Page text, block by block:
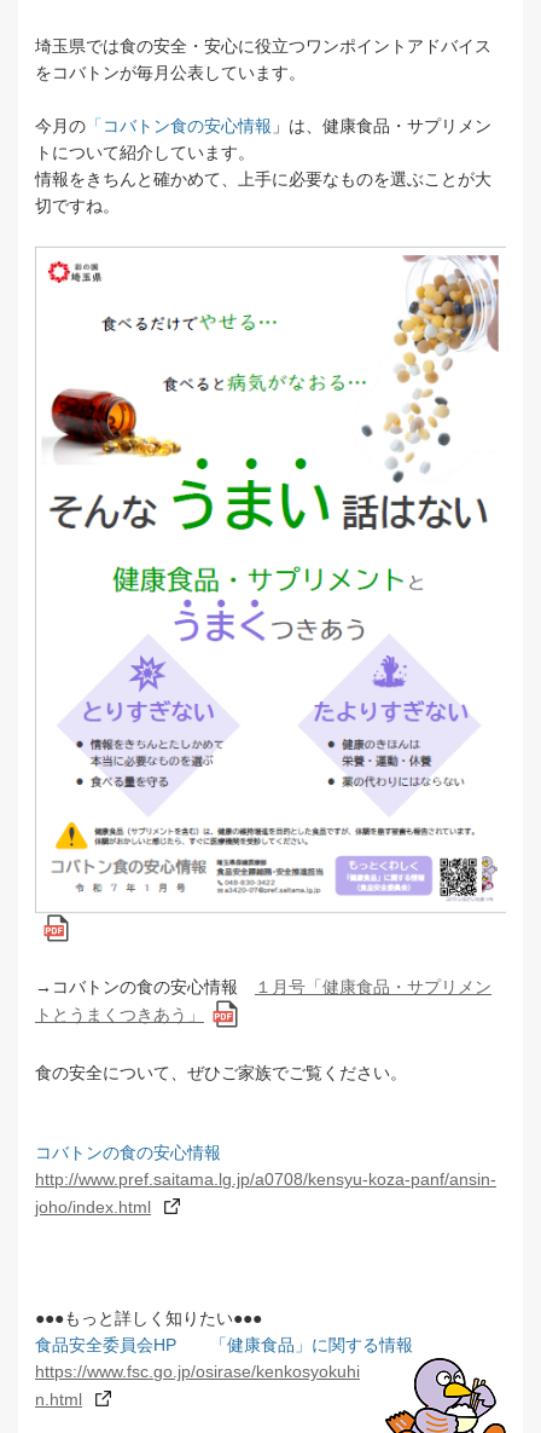
埼玉県では食の安全・安心に役立つワンポイントアドバイス
をコバトンが毎月公表しています。
今月の 「コバトン食の安心情報 」は、健康食品・サプリメン
トについて紹介しています。
情報をきちんと確かめて、上手に必要なものを選ぶことが大
切ですね。
→コバトンの食の安心情報
１月号「健康食品・サプリメン
トとうまくつきあう」
食の安全について、ぜひご家族でご覧ください。
コバトンの食の安心情報
http://www.pref.saitama.lg.jp/a0708/kensyu-koza-panf/ansin-
joho/index.html
●●●もっと詳しく知りたい●●●
食品安全委員会HP 「健康食品」に関する情報
https://www.fsc.go.jp/osirase/kenkosyokuhi
n.html